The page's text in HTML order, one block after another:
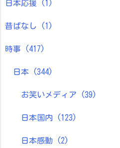
日本応援 (1)
昔ばなし (1)
時事 (417)
日本 (344)
お笑いメディア (39)
日本国内 (123)
日本感動 (2)